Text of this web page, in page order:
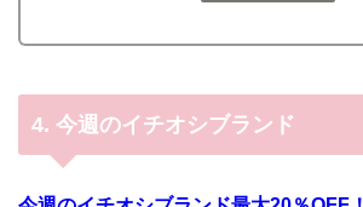
4. 今週のイチオシブランド